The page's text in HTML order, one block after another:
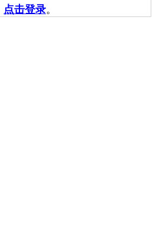
点击登录。